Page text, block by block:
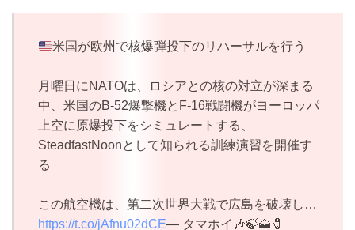
米国が欧州で核爆弾投下のリハーサルを行う
月曜日にNATOは、ロシアとの核の対立が深まる
中、米国のB-52爆撃機とF-16戦闘機がヨーロッパ
上空に原爆投下をシミュレートする、
SteadfastNoonとして知られる訓練演習を開催す
る
この航空機は、第二次世界大戦で広島を破壊し…
https://t.co/jAfnu02dCE— タマホイ🎶🍃🗻🧷